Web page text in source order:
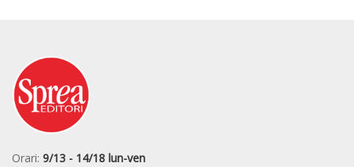
Orari: 9/13 - 14/18 lun-ven